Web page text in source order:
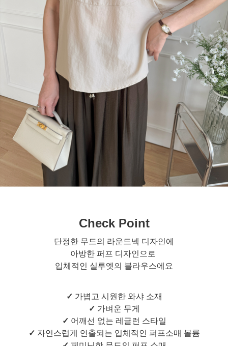
Check Point
단정한 무드의 라운드넥 디자인에
아방한 퍼프 디자인으로
입체적인 실루엣의 블라우스에요
✓ 가볍고 시원한 와샤 소재
✓ 가벼운 무게
✓ 어깨선 없는 레글런 스타일
✓ 자연스럽게 연출되는 입체적인 퍼프소매 볼륨